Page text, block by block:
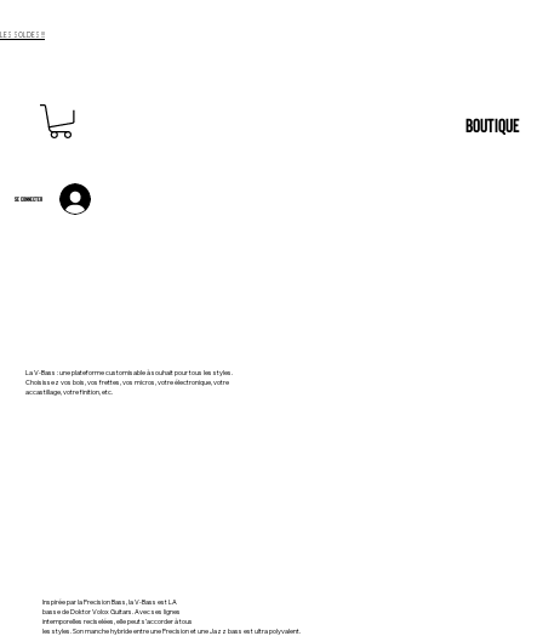
LES SOLDES !!!
Se connecter
BOUTIQUE
La V-Bass : une plateforme customisable à souhait pour tous les styles.
Choisissez vos bois, vos frettes, vos micros, votre électronique, votre
accastillage, votre finition, etc.
Inspirée par la Precision Bass, la V-Bass est LA
basse de Doktor Volox Guitars. Avec ses lignes
intemporelles reciselées, elle peut s’accorder à tous
les styles. Son manche hybride entre une Precision et une Jazz bass est ultra polyvalent.